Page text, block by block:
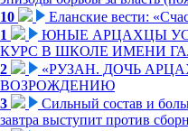
10
Еланские вести:
1
ЮНЫЕ АРЦАХЦЫ
КУРС В ШКОЛЕ ИМЕНИ
2
«РУЗАН. ДОЧЬ
ВОЗРОЖДЕНИЮ
3
Сильный состав и
завтра выступит против